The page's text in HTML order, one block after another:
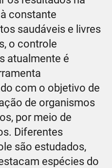
constante
saudáveis e livres
o controle
atualmente é
com o objetivo de
de organismos
por meio de
Diferentes
são estudados,
espécies do